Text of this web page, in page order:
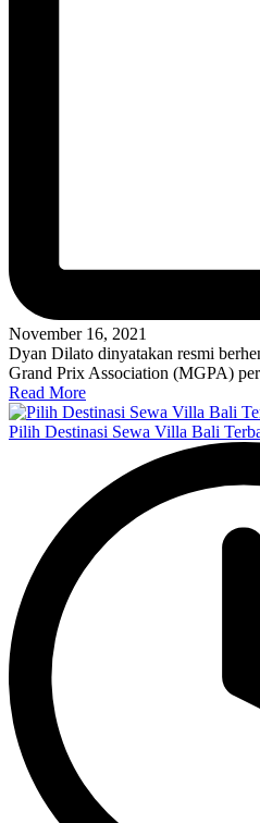
November 16, 2021
Dyan Dilato dinyatakan resmi
Grand Prix Association (MGPA)
Read More
Pilih Destinasi Sewa Villa Bali